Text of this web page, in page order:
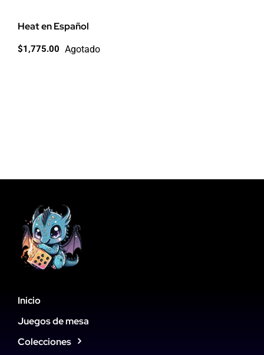
Heat en Español
$1,775.00 Agotado
Inicio
Juegos de mesa
Colecciones